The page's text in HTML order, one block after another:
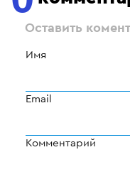
Оставить
Имя
Email
Комментарий